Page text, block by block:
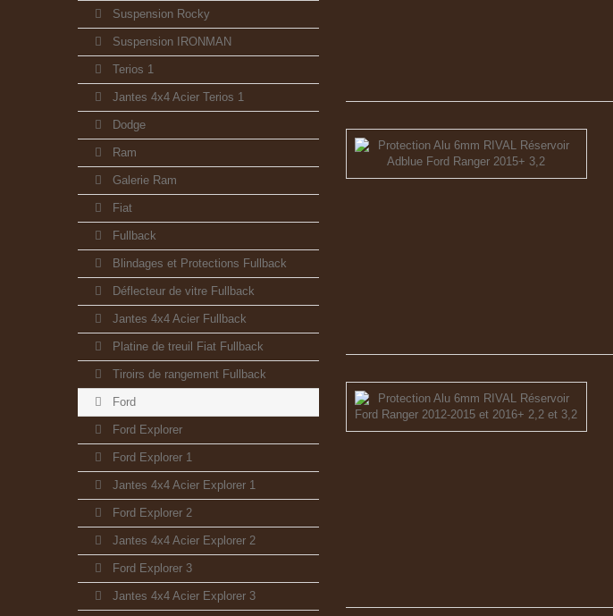
Suspension Rocky
Suspension IRONMAN
Terios 1
Jantes 4x4 Acier Terios 1
Dodge
Ram
Galerie Ram
Fiat
Fullback
Blindages et Protections Fullback
Déflecteur de vitre Fullback
Jantes 4x4 Acier Fullback
Platine de treuil Fiat Fullback
Tiroirs de rangement Fullback
Ford
Ford Explorer
Ford Explorer 1
Jantes 4x4 Acier Explorer 1
Ford Explorer 2
Jantes 4x4 Acier Explorer 2
Ford Explorer 3
Jantes 4x4 Acier Explorer 3